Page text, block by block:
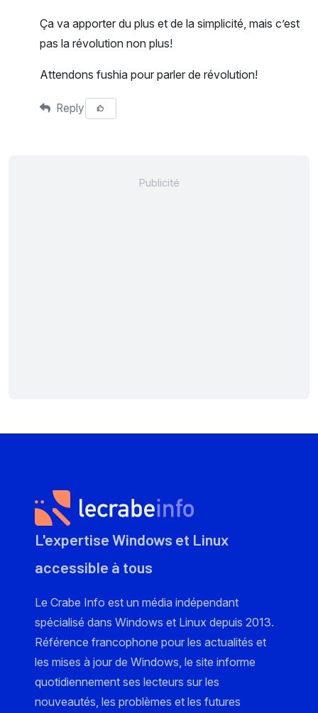
Ça va apporter du plus et de la simplicité, mais c’est
pas la révolution non plus!
Attendons fushia pour parler de révolution!
Reply
L'expertise Windows et Linux
accessible à tous
Le Crabe Info est un média indépendant
spécialisé dans Windows et Linux depuis 2013.
Référence francophone pour les actualités et
les mises à jour de Windows, le site informe
quotidiennement ses lecteurs sur les
nouveautés, les problèmes et les futures